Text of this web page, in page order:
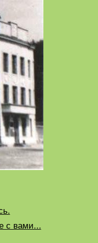
с вами...